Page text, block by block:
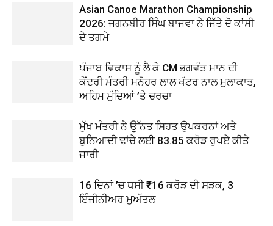
Asian Canoe Marathon Championship
2026: ਜਗਨਬੀਰ ਸਿੰਘ ਬਾਜਵਾ ਨੇ ਜਿੱਤੇ ਦੋ ਕਾਂਸੀ
ਦੇ ਤਗਮੇ
ਪੰਜਾਬ ਵਿਕਾਸ ਨੂੰ ਲੈ ਕੇ CM ਭਗਵੰਤ ਮਾਨ ਦੀ
ਕੇਂਦਰੀ ਮੰਤਰੀ ਮਨੋਹਰ ਲਾਲ ਖੱਟਰ ਨਾਲ ਮੁਲਾਕਾਤ,
ਅਹਿਮ ਮੁੱਦਿਆਂ ’ਤੇ ਚਰਚਾ
ਮੁੱਖ ਮੰਤਰੀ ਨੇ ਉੱਨਤ ਸਿਹਤ ਉਪਕਰਨਾਂ ਅਤੇ
ਬੁਨਿਆਦੀ ਢਾਂਚੇ ਲਈ 83.85 ਕਰੋੜ ਰੁਪਏ ਕੀਤੇ
ਜਾਰੀ
16 ਦਿਨਾਂ ’ਚ ਧਸੀ ₹16 ਕਰੋੜ ਦੀ ਸੜਕ, 3
ਇੰਜੀਨੀਅਰ ਮੁਅੱਤਲ